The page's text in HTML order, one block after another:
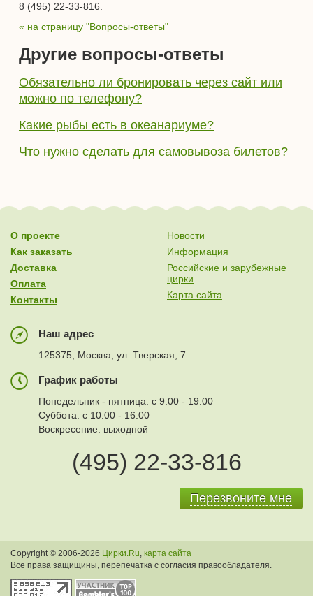
8 (495) 22-33-816.
« на страницу "Вопросы-ответы"
Другие вопросы-ответы
Обязательно ли бронировать через сайт или
можно по телефону?
Какие рыбы есть в океанариуме?
Что нужно сделать для самовывоза билетов?
О проекте
Как заказать
Доставка
Оплата
Контакты
Новости
Информация
Российские и зарубежные
цирки
Карта сайта
Наш адрес
125375, Москва, ул. Тверская, 7
График работы
Понедельник - пятница: с 9:00 - 19:00
Суббота: с 10:00 - 16:00
Воскресение: выходной
(495) 22-33-816
Перезвоните мне
Copyright © 2006-2026 Цирки.Ru, карта сайта
Все права защищины, перепечатка с согласия правообладателя.